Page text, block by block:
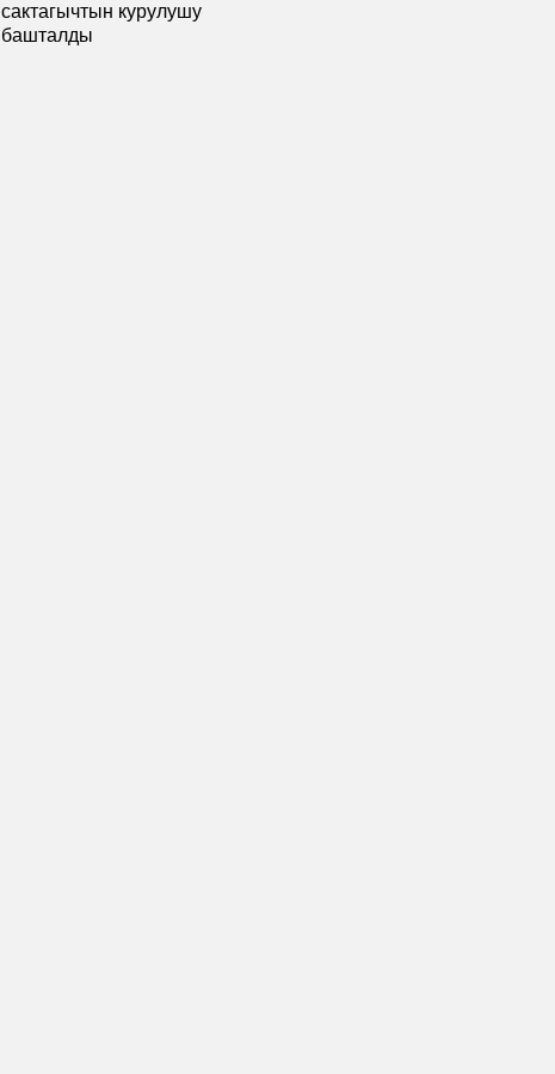
сактагычтын курулушу
башталды